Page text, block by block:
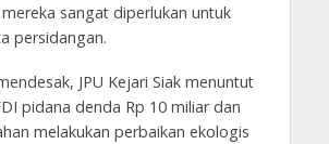
sangat diperlukan untuk
persidangan.
JPU Kejari Siak menuntut
pidana denda Rp 10 miliar dan
melakukan perbaikan ekologis